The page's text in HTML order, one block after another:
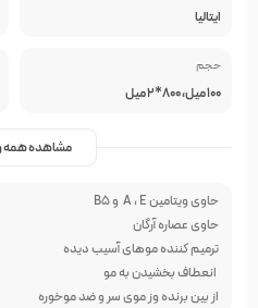
ایتالیا
حجم
100 میل، 800*2 میل
مشاهده همه
حاوی ویتامین A ، E و B5
حاوی عصاره آرگان
ترمیم کننده موهای آسیب دیده
انعطاف بخشیدن به مو
از بین برنده وز موی سر و ضد موخوره